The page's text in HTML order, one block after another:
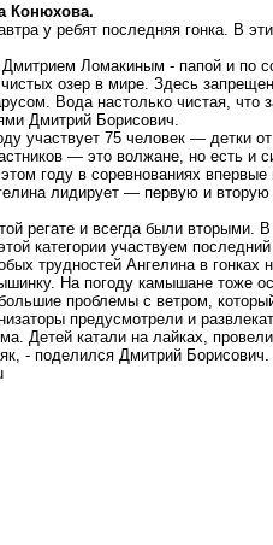
Конюхова.
у ребят последняя гонка. В
Ломакиным - папой и по
озер в мире. Здесь
Вода настолько чистая, что
Дмитрий Борисович.
участвует 75 человек — детки
— это волжане, но есть и
году в соревнованиях
лидирует — первую и вторую
регате и всегда были вторыми.
категории участвуем
трудностей Ангелина в гонках
На погоду камышане тоже
проблемы с ветром,
предусмотрели и
Детей катали на лайках,
- поделился Дмитрий Борисович.